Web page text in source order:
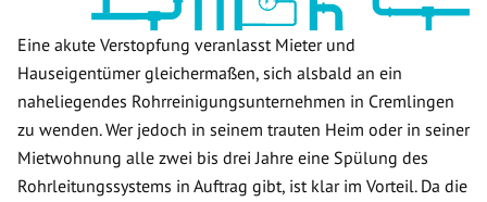
Eine akute Verstopfung veranlasst Mieter und
Hauseigentümer gleichermaßen, sich alsbald an ein
naheliegendes Rohrreinigungsunternehmen in Cremlingen
zu wenden. Wer jedoch in seinem trauten Heim oder in seiner
Mietwohnung alle zwei bis drei Jahre eine Spülung des
Rohrleitungssystems in Auftrag gibt, ist klar im Vorteil. Da die